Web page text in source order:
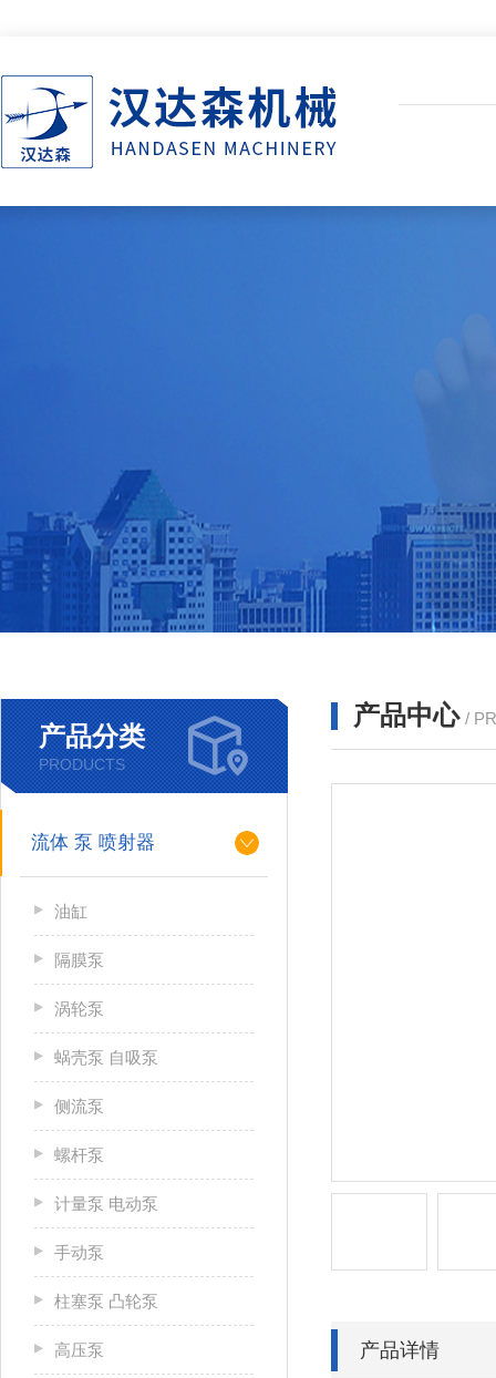
产品分类
PRODUCTS
流体 泵 喷射器
油缸
隔膜泵
涡轮泵
蜗壳泵 自吸泵
侧流泵
螺杆泵
计量泵 电动泵
手动泵
柱塞泵 凸轮泵
高压泵
产品中心 /
产品详情